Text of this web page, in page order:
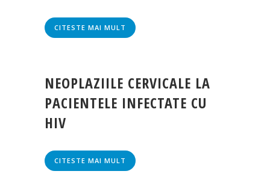
CITESTE MAI MULT
NEOPLAZIILE CERVICALE LA
PACIENTELE INFECTATE CU
HIV
CITESTE MAI MULT